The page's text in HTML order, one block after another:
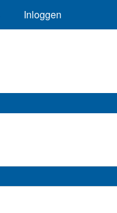
Inloggen